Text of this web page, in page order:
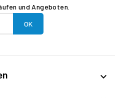
und Angeboten.
